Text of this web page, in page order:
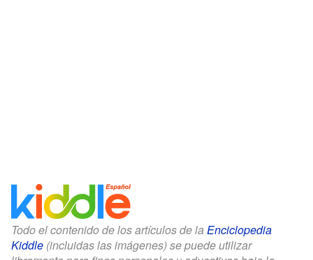
Todo el contenido de los artículos de la Enciclopedia
Kiddle (incluidas las imágenes) se puede utilizar